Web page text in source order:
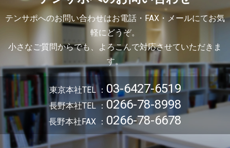
テンサポへのお問い合わせはお電話・FAX・メールにてお気
軽にどうぞ。
小さなご質問からでも、よろこんで対応させていただきま
す。
東京本社TEL ： 03-6427-6519
長野本社TEL ： 0266-78-8998
長野本社FAX ： 0266-78-6678